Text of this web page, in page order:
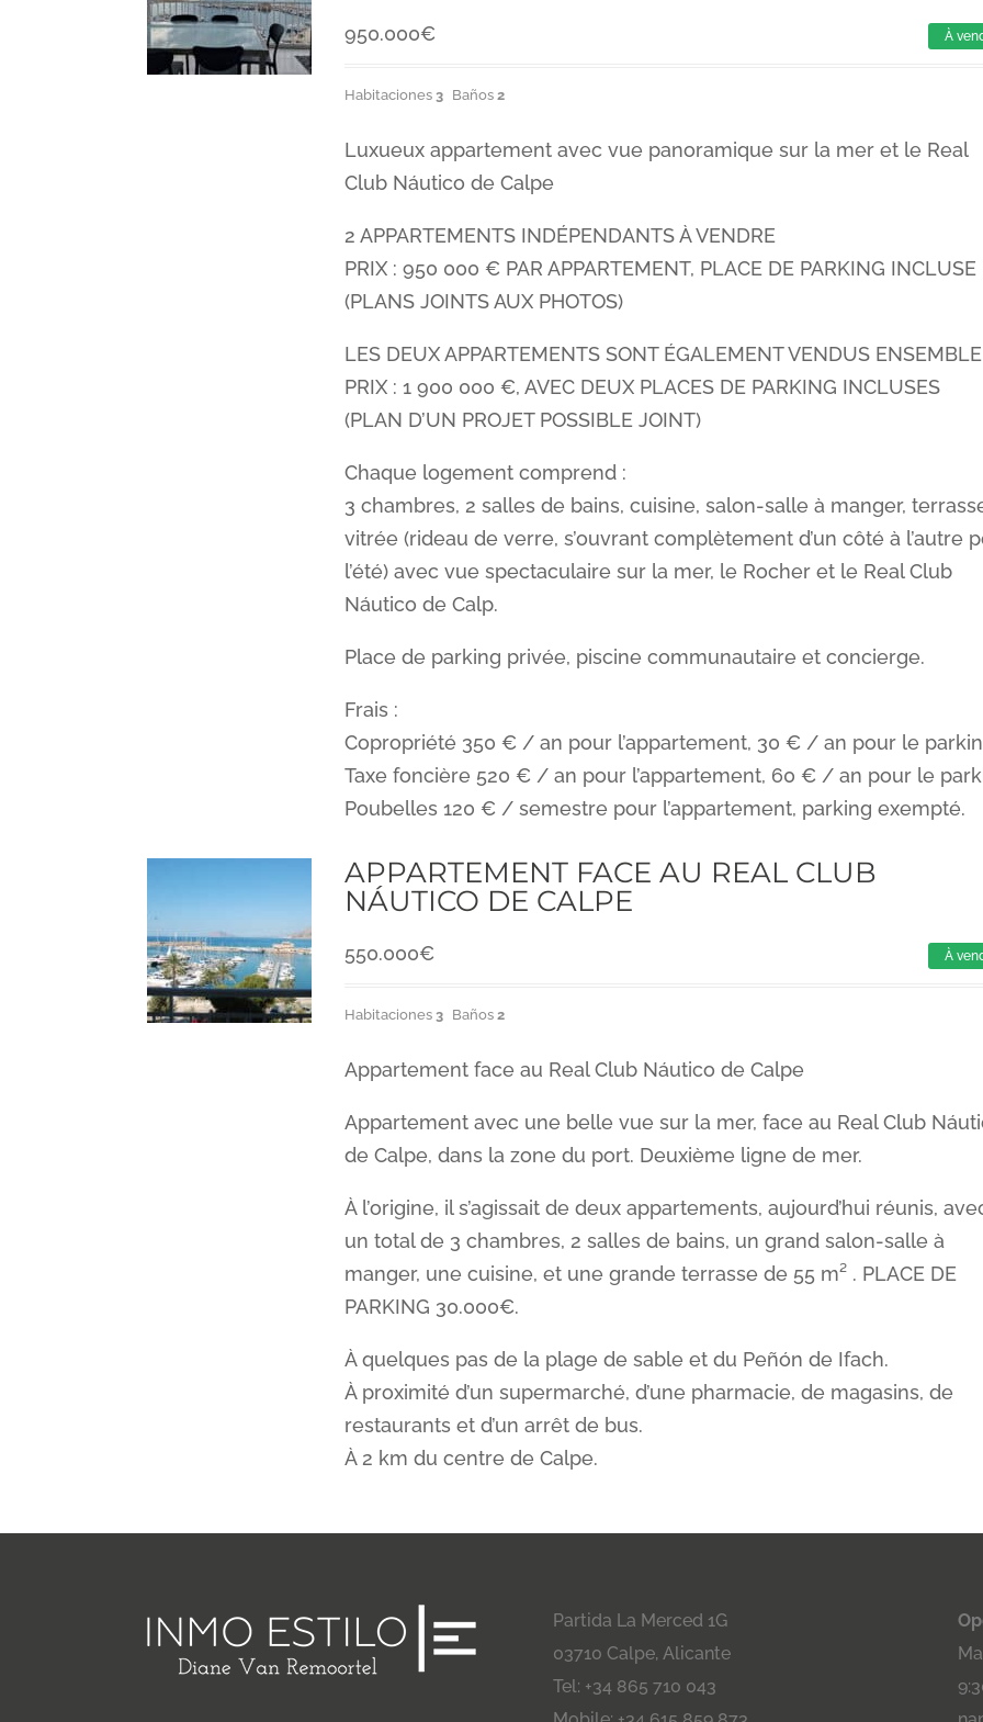
950.000€ À
Habitaciones 3 Baños 2
Luxueux appartement avec vue panoramique sur la mer et le Real
Club Náutico de Calpe
2 APPARTEMENTS INDÉPENDANTS À VENDRE
PRIX : 950 000 € PAR APPARTEMENT, PLACE DE PARKING INCLUSE
(PLANS JOINTS AUX PHOTOS)
LES DEUX APPARTEMENTS SONT ÉGALEMENT VENDUS ENSEMBLE
PRIX : 1 900 000 €, AVEC DEUX PLACES DE PARKING INCLUSES
(PLAN D’UN PROJET POSSIBLE JOINT)
Chaque logement comprend :
3 chambres, 2 salles de bains, cuisine, salon-salle à manger,
vitrée (rideau de verre, s’ouvrant complètement d’un côté à l’autre
l’été) avec vue spectaculaire sur la mer, le Rocher et le Real Club
Náutico de Calp.
Place de parking privée, piscine communautaire et concierge.
Frais :
Copropriété 350 € / an pour l’appartement, 30 € / an pour le
Taxe foncière 520 € / an pour l’appartement, 60 € / an pour le
Poubelles 120 € / semestre pour l’appartement, parking exempté.
APPARTEMENT FACE AU REAL CLUB
NÁUTICO DE CALPE
550.000€ À
Habitaciones 3 Baños 2
Appartement face au Real Club Náutico de Calpe
Appartement avec une belle vue sur la mer, face au Real Club
de Calpe, dans la zone du port. Deuxième ligne de mer.
À l’origine, il s’agissait de deux appartements, aujourd’hui réunis,
un total de 3 chambres, 2 salles de bains, un grand salon-salle à
manger, une cuisine, et une grande terrasse de 55 m² . PLACE DE
PARKING 30.000€.
À quelques pas de la plage de sable et du Peñón de Ifach.
À proximité d’un supermarché, d’une pharmacie, de magasins, de
restaurants et d’un arrêt de bus.
À 2 km du centre de Calpe.
Partida La Merced 1G
03710 Calpe, Alicante
Tel: +34 865 710 043